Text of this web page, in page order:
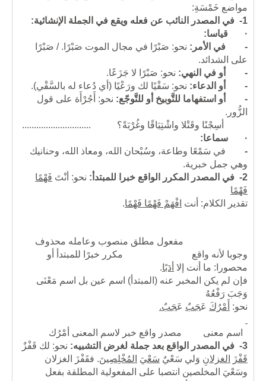
مواضع خَمْسَةِ:
1-
في المصدر النائب عن فعله ويقع في الجملة الإنشائية:
· قياسا:
- في الأمر: نحو: صَبْرًا في مجال الموت صَبْرًا. / صَبْرًا
على الشدائد.
-
أو في النهي: نحو: صَبْرًا لا جَزَعًا.
-
أو الدعاء: نحو: سَقْيًا لك ورَعْيًا (أي دُعاء له بالسَّقْي).
-
أو استفهاما للتَّوبيخ أو للتَّوجّع: نحو: أَجُرْأَة على قول
الزُّور.
أسِجْنًا وقَتْلا واشْتِيَاقًا وغُرْبَةً؟ .............................
· سماعا:
- في سَمْعًا وطاعة، وسُبْحان الله، ومعاذ الله، وحنانيك
وهي جمل خبرية.
2-
في المصدر المكرر الواقع خبرا للمبتدأ: نحو: أنْتَ فَهْمًا
فَهْمًا
تقدير الكلام: أنت افْهَمْ فَهْمًا فَهْمًا.
مفعول مطلق منصوب وعامله محذوف
وجوبا لأنه واقع مكرر خبرًا للمبتدأ أو
محصورا: ما أنت إلا أدَبًا.
فإن لم يكن المخبر عنه (المبتدأ) اسم عين بل اسم مَعْنَى
وَجَبَ رَفْعُهُ
نحو: أَمْرُكَ عَجَبٌ عَجَبٌ.
اسم معنى مصدر واقع خبر لاسم المعنى أمْرُك
3-
في المصدر الواقع بعد جملة لغرض التشبيه: نحو: لك قَفْزٌ
قَفْزَ
الغزلانِ وَلي سَعْيٌ سَعْيَ المُخْلِصِينَ. فقَفْزَ الغزلان
وسَعْيَ المخلصين انتصبا على المفعولية المطلقة بفعل